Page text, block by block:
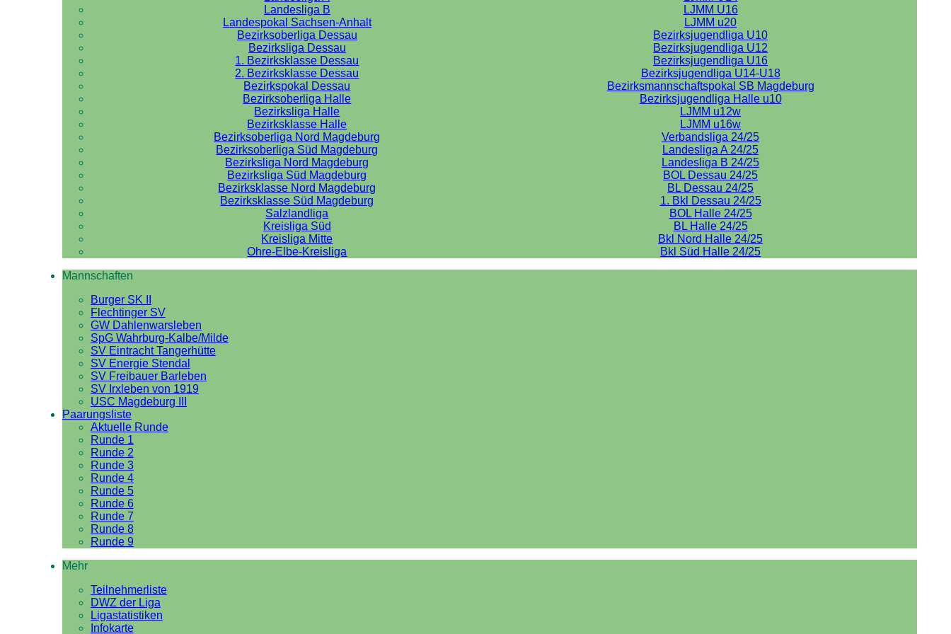
Landesliga B
LJMM U16
Landespokal Sachsen-Anhalt
LJMM u20
Bezirksoberliga Dessau
Bezirksjugendliga U10
Bezirksliga Dessau
Bezirksjugendliga U12
1. Bezirksklasse Dessau
Bezirksjugendliga U16
2. Bezirksklasse Dessau
Bezirksjugendliga U14-U18
Bezirkspokal Dessau
Bezirksmannschaftspokal SB Magdeburg
Bezirksoberliga Halle
Bezirksjugendliga Halle u10
Bezirksliga Halle
LJMM u12w
Bezirksklasse Halle
LJMM u16w
Bezirksoberliga Nord Magdeburg
Verbandsliga 24/25
Bezirksoberliga Süd Magdeburg
Landesliga A 24/25
Bezirksliga Nord Magdeburg
Landesliga B 24/25
Bezirksliga Süd Magdeburg
BOL Dessau 24/25
Bezirksklasse Nord Magdeburg
BL Dessau 24/25
Bezirksklasse Süd Magdeburg
1. Bkl Dessau 24/25
Salzlandliga
BOL Halle 24/25
Kreisliga Süd
BL Halle 24/25
Kreisliga Mitte
Bkl Nord Halle 24/25
Ohre-Elbe-Kreisliga
Bkl Süd Halle 24/25
Mannschaften
Burger SK II
Flechtinger SV
GW Dahlenwarsleben
SpG Wahrburg-Kalbe/Milde
SV Eintracht Tangerhütte
SV Energie Stendal
SV Freibauer Barleben
SV Irxleben von 1919
USC Magdeburg III
Paarungsliste
Aktuelle Runde
Runde 1
Runde 2
Runde 3
Runde 4
Runde 5
Runde 6
Runde 7
Runde 8
Runde 9
Mehr
Teilnehmerliste
DWZ der Liga
Ligastatistiken
Infokarte